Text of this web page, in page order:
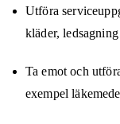
Utföra
kläder,
Ta emot och
exempel